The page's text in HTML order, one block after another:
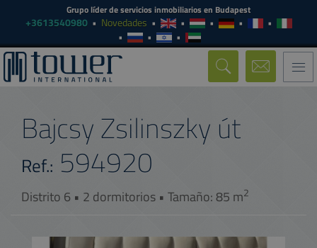
Grupo líder de servicios inmobiliarios en Budapest
+3613540980 Novedades
Bajcsy Zsilinszky út
Ref.: 594920
Distrito 6 • 2 dormitorios • Tamaño: 85 m2